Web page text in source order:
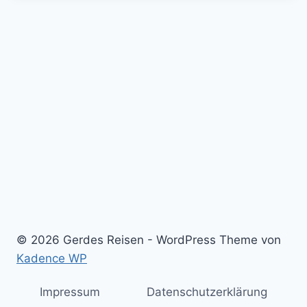
© 2026 Gerdes Reisen - WordPress Theme von
Kadence WP
Impressum Datenschutzerklärung